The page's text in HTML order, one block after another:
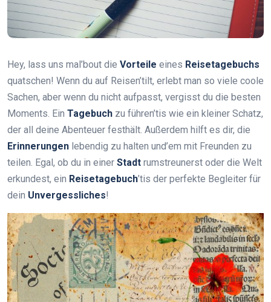
Hey, lass uns mal’bout die Vorteile eines Reisetagebuchs
quatschen! Wenn du auf Reisen’tilt, erlebt man so viele coole
Sachen, aber wenn du nicht aufpasst, vergisst du die besten
Moments. Ein Tagebuch zu führen’tis wie ein kleiner Schatz,
der all deine Abenteuer festhält. Außerdem hilft es dir, die
Erinnerungen lebendig zu halten und’em mit Freunden zu
teilen. Egal, ob du in einer Stadt rumstreunerst oder die Welt
erkundest, ein Reisetagebuch’tis der perfekte Begleiter für
dein Unvergessliches!